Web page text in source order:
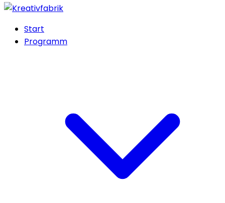
Start
Programm